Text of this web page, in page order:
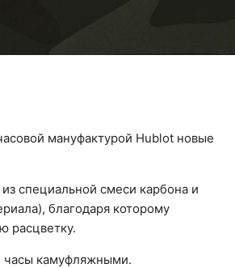
мануфактурой Hublot новые
специальной смеси карбона и
благодаря которому
расцветку.
часы камуфляжными.